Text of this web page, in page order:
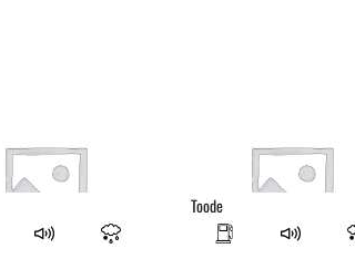
Toode